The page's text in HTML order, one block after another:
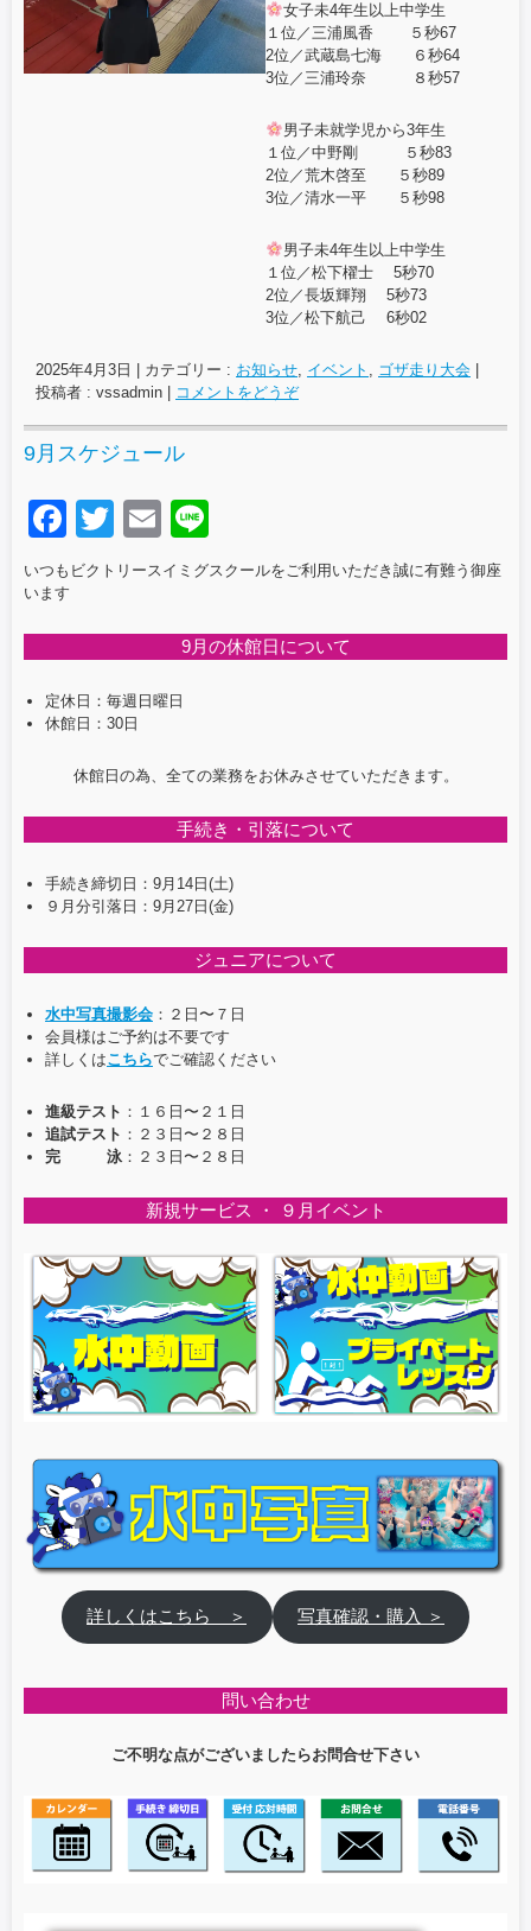
女子未4年生以上中学生
１位／三浦風香 ５秒67
2位／武蔵島七海 ６秒64
3位／三浦玲奈 ８秒57
男子未就学児から3年生
１位／中野剛 ５秒83
2位／荒木啓至 ５秒89
3位／清水一平 ５秒98
男子未4年生以上中学生
１位／松下櫂士 5秒70
2位／長坂輝翔 5秒73
3位／松下航己 6秒02
2025年4月3日 カテゴリー : お知らせ, イベント , ゴザ走り大会
投稿者 : vssadmin
コメントをどうぞ
9月スケジュール
F
a
c
e
b
o
k
T
wi
er
E
m n
いつもビクトリースイミグスクールをご利用いただき誠に有難う御座
います
9月の休館日について
定休日：毎週日曜日
休館日：30日
休館日の為、全ての業務をお休みさせていただきます。
手続き・引落について
手続き締切日：9月14日(土)
９月分引落日：9月27日(金)
ジュニアについて
水中写真撮影会 ：２日〜７日
会員様はご予約は不要です
詳しくはこちらでご確認ください
進級テスト ：１６日〜２１日
追試テスト ：２３日〜２８日
完 泳：２３日〜２８日
新規サービス ・ ９月イベント
詳しくはこちら ＞ 写真確認・購入 ＞
問い合わせ
ご不明な点がございましたらお問合せ下さい